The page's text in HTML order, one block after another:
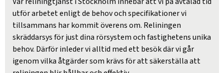
utför arbetet enligt de behov och specifikationer vi
tillsammans har kommit överens om. Reliningen
skräddarsys för just dina rörsystem och fastighetens unika
behov. Därför inleder vi alltid med ett besök där vi går
igenom vilka åtgärder som krävs för att säkerställa att